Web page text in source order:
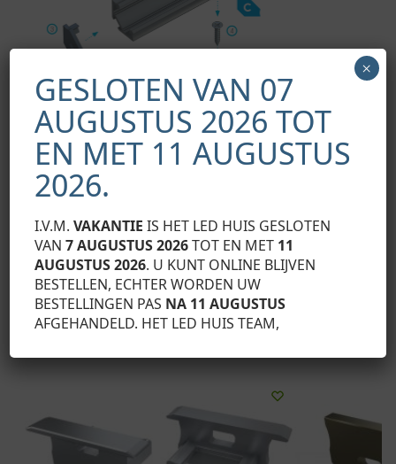
Montageschema van de verlichtingssysteemelementen met
behulp van een hoekig C-profiel en (1) BASIC lampenkap, (2)
LED-strip, (3) kappen met gat, (3a) kappen zonder gat (4)
SKU: 12-0932-01
Categorie: Lumines profiel eindkappen
GESLOTEN VAN 07
AUGUSTUS 2026 TOT
EN MET 11 AUGUSTUS
2026.
I.V.M.VAKANTIE IS HET LED HUIS GESLOTEN
VAN7 AUGUSTUS 2026TOT EN MET 11
AUGUSTUS 2026. U KUNT ONLINE BLIJVEN
BESTELLEN, ECHTER WORDEN UW
BESTELLINGEN PAS NA 11 AUGUSTUS
AFGEHANDELD. HET LED HUIS TEAM,
×